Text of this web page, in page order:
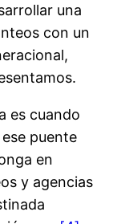
una
con un
es cuando
puente
en
y agencias